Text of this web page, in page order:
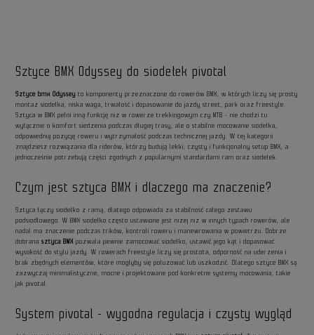
Sztyce BMX Odyssey do siodełek pivotal
Sztyce bmx Odyssey to komponenty przeznaczone do rowerów BMX, w których liczy się prosty
montaż siodełka, niska waga, trwałość i dopasowanie do jazdy street, park oraz freestyle.
Sztyca w BMX pełni inną funkcję niż w rowerze trekkingowym czy MTB - nie chodzi tu
wyłącznie o komfort siedzenia podczas długiej trasy, ale o stabilne mocowanie siodełka,
odpowiednią pozycję roweru i wytrzymałość podczas technicznej jazdy. W tej kategorii
znajdziesz rozwiązania dla riderów, którzy budują lekki, czysty i funkcjonalny setup BMX, a
jednocześnie potrzebują części zgodnych z popularnymi standardami ram oraz siodełek.
Czym jest sztyca BMX i dlaczego ma znaczenie?
Sztyca łączy siodełko z ramą, dlatego odpowiada za stabilność całego zestawu
podsiodłowego. W BMX siodełko często ustawione jest niżej niż w innych typach rowerów, ale
nadal ma znaczenie podczas trików, kontroli roweru i manewrowania w powietrzu. Dobrze
dobranasztyca BMX pozwala pewnie zamocować siodełko, ustawić jego kąt i dopasować
wysokość do stylu jazdy. W rowerach freestyle liczy się prostota, odporność na uderzenia i
brak zbędnych elementów, które mogłyby się poluzować lub uszkodzić. Dlatego sztyce BMX są
zazwyczaj minimalistyczne, mocne i projektowane pod konkretne systemy mocowania, takie
jak pivotal.
System pivotal - wygodna regulacja i czysty wygląd